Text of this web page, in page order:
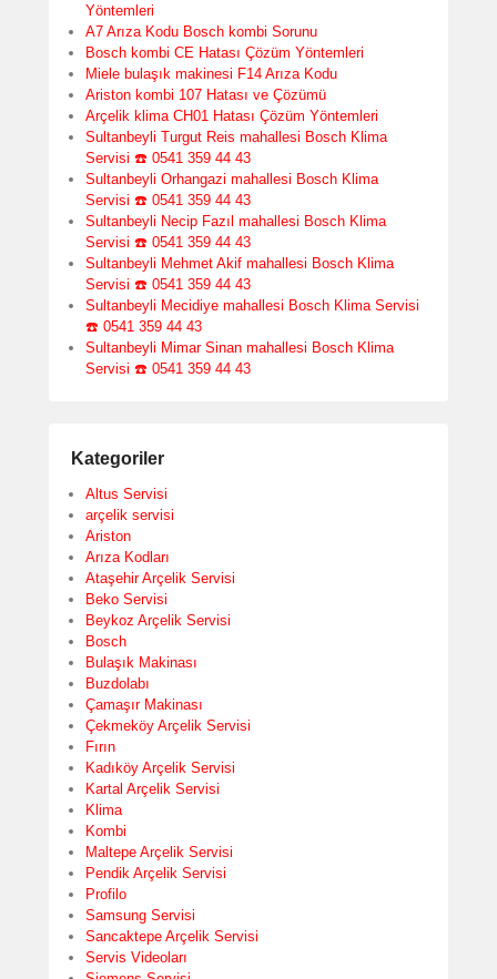
Yöntemleri
A7 Arıza Kodu Bosch kombi Sorunu
Bosch kombi CE Hatası Çözüm Yöntemleri
Miele bulaşık makinesi F14 Arıza Kodu
Ariston kombi 107 Hatası ve Çözümü
Arçelik klima CH01 Hatası Çözüm Yöntemleri
Sultanbeyli Turgut Reis mahallesi Bosch Klima
Servisi ☎️ 0541 359 44 43
Sultanbeyli Orhangazi mahallesi Bosch Klima
Servisi ☎️ 0541 359 44 43
Sultanbeyli Necip Fazıl mahallesi Bosch Klima
Servisi ☎️ 0541 359 44 43
Sultanbeyli Mehmet Akif mahallesi Bosch Klima
Servisi ☎️ 0541 359 44 43
Sultanbeyli Mecidiye mahallesi Bosch Klima Servisi
☎️ 0541 359 44 43
Sultanbeyli Mimar Sinan mahallesi Bosch Klima
Servisi ☎️ 0541 359 44 43
Kategoriler
Altus Servisi
arçelik servisi
Ariston
Arıza Kodları
Ataşehir Arçelik Servisi
Beko Servisi
Beykoz Arçelik Servisi
Bosch
Bulaşık Makinası
Buzdolabı
Çamaşır Makinası
Çekmeköy Arçelik Servisi
Fırın
Kadıköy Arçelik Servisi
Kartal Arçelik Servisi
Klima
Kombi
Maltepe Arçelik Servisi
Pendik Arçelik Servisi
Profilo
Samsung Servisi
Sancaktepe Arçelik Servisi
Servis Videoları